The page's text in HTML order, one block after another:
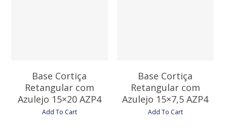
Base Cortiça
Retangular com
Azulejo 15×20 AZP4
Add To Cart
Base Cortiça
Retangular com
Azulejo 15×7,5 AZP4
Add To Cart